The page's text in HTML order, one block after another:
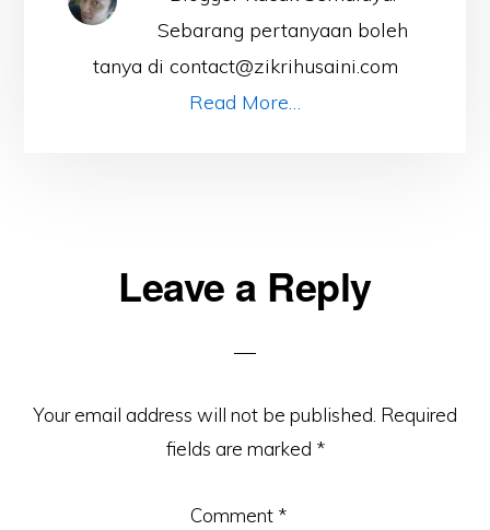
Sebarang pertanyaan boleh
tanya di contact@zikrihusaini.com
Read More…
ReaderLeave a Reply
Your email address will not be published. Required
fields are marked *
Comment *